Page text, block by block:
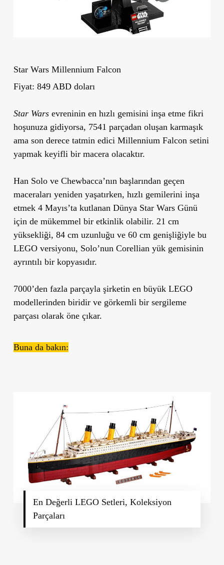
Star Wars Millennium Falcon
Fiyat: 849 ABD doları
Star Warsevreninin en hızlı gemisini inşa etme fikri
hoşunuza gidiyorsa, 7541 parçadan oluşan karmaşık
ama son derece tatmin edici Millennium Falcon setini
yapmak keyifli bir macera olacaktır.
Han Solo ve Chewbacca’nın başlarından geçen
maceraları yeniden yaşatırken, hızlı gemilerini inşa
etmek 4 Mayıs’ta kutlanan Dünya Star Wars Günü
için de mükemmel bir etkinlik olabilir. 21 cm
yüksekliği, 84 cm uzunluğu ve 60 cm genişliğiyle bu
LEGO versiyonu, Solo’nun Corellian yük gemisinin
ayrıntılı bir kopyasıdır.
7000’den fazla parçayla şirketin en büyük LEGO
modellerinden biridir ve görkemli bir sergileme
parçası olarak öne çıkar.
Buna da bakın:
En Değerli LEGO Setleri, Koleksiyon
Parçaları